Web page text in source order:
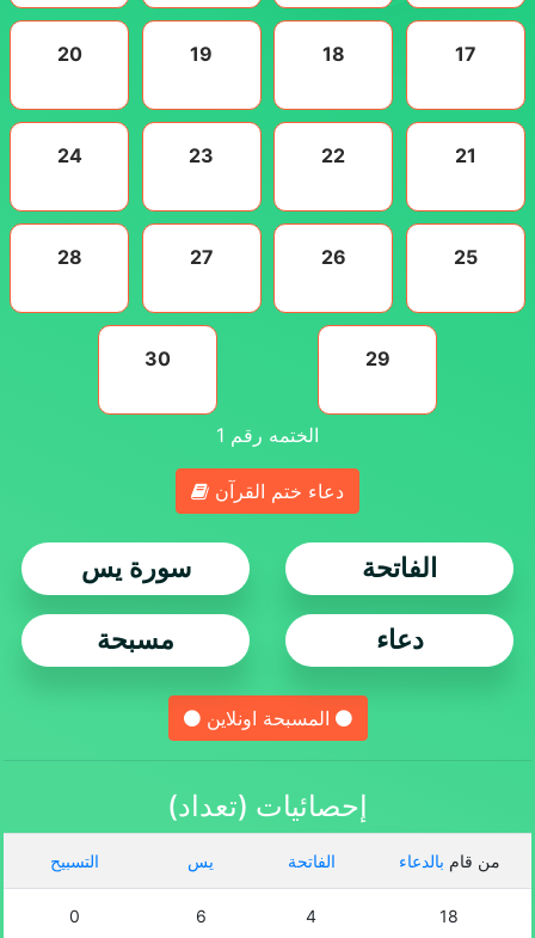
17
18
19
20
21
22
23
24
25
26
27
28
29
30
الختمه رقم 1
دعاء ختم القرآن
الفاتحة سورة يس
دعاء مسبحة
المسبحة اونلاين
إحصائيات (تعداد)
من قام بالدعاء الفاتحة يس التسبيح
18
4
6
0